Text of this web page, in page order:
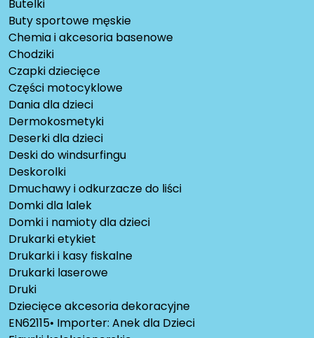
Butelki
Buty sportowe męskie
Chemia i akcesoria basenowe
Chodziki
Czapki dziecięce
Części motocyklowe
Dania dla dzieci
Dermokosmetyki
Deserki dla dzieci
Deski do windsurfingu
Deskorolki
Dmuchawy i odkurzacze do liści
Domki dla lalek
Domki i namioty dla dzieci
Drukarki etykiet
Drukarki i kasy fiskalne
Drukarki laserowe
Druki
Dziecięce akcesoria dekoracyjne
EN62115• Importer: Anek dla Dzieci